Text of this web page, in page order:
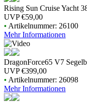
Rising Sun Cruise Yacht
UVP€59,00
• Artikelnummer: 26100
Mehr Informationen
DragonForce65 V7
UVP€399,00
• Artikelnummer: 26098
Mehr Informationen